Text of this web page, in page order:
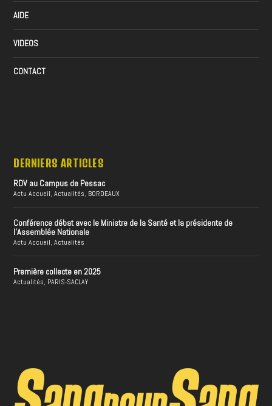
AIDE
VIDEOS
CONTACT
DERNIERS ARTICLES
RDV au Campus de Pessac
Actu Accueil,Actualités, BORDEAUX
Conférence débat avec le Ministre de la Santé et la présidente de
l’Assemblée Nationale
Actu Accueil,Actualités
Première collecte en 2025
Actualités, PARIS-SACLAY